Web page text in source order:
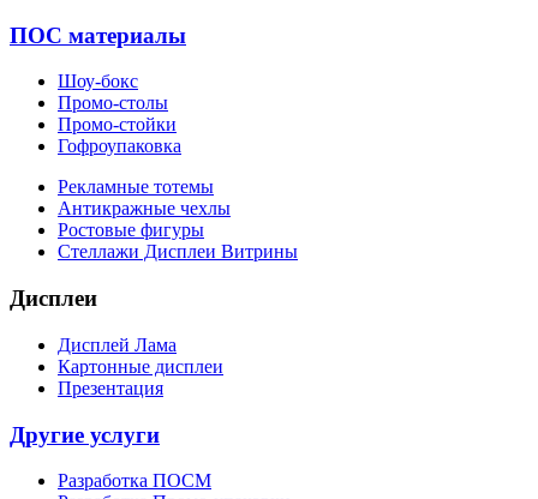
ПОС материалы
Шоу-бокс
Промо-столы
Промо-стойки
Гофроупаковка
Рекламные тотемы
Антикражные чехлы
Ростовые фигуры
Стеллажи Дисплеи Витрины
Дисплеи
Дисплей Лама
Картонные дисплеи
Презентация
Другие услуги
Разработка ПОСМ